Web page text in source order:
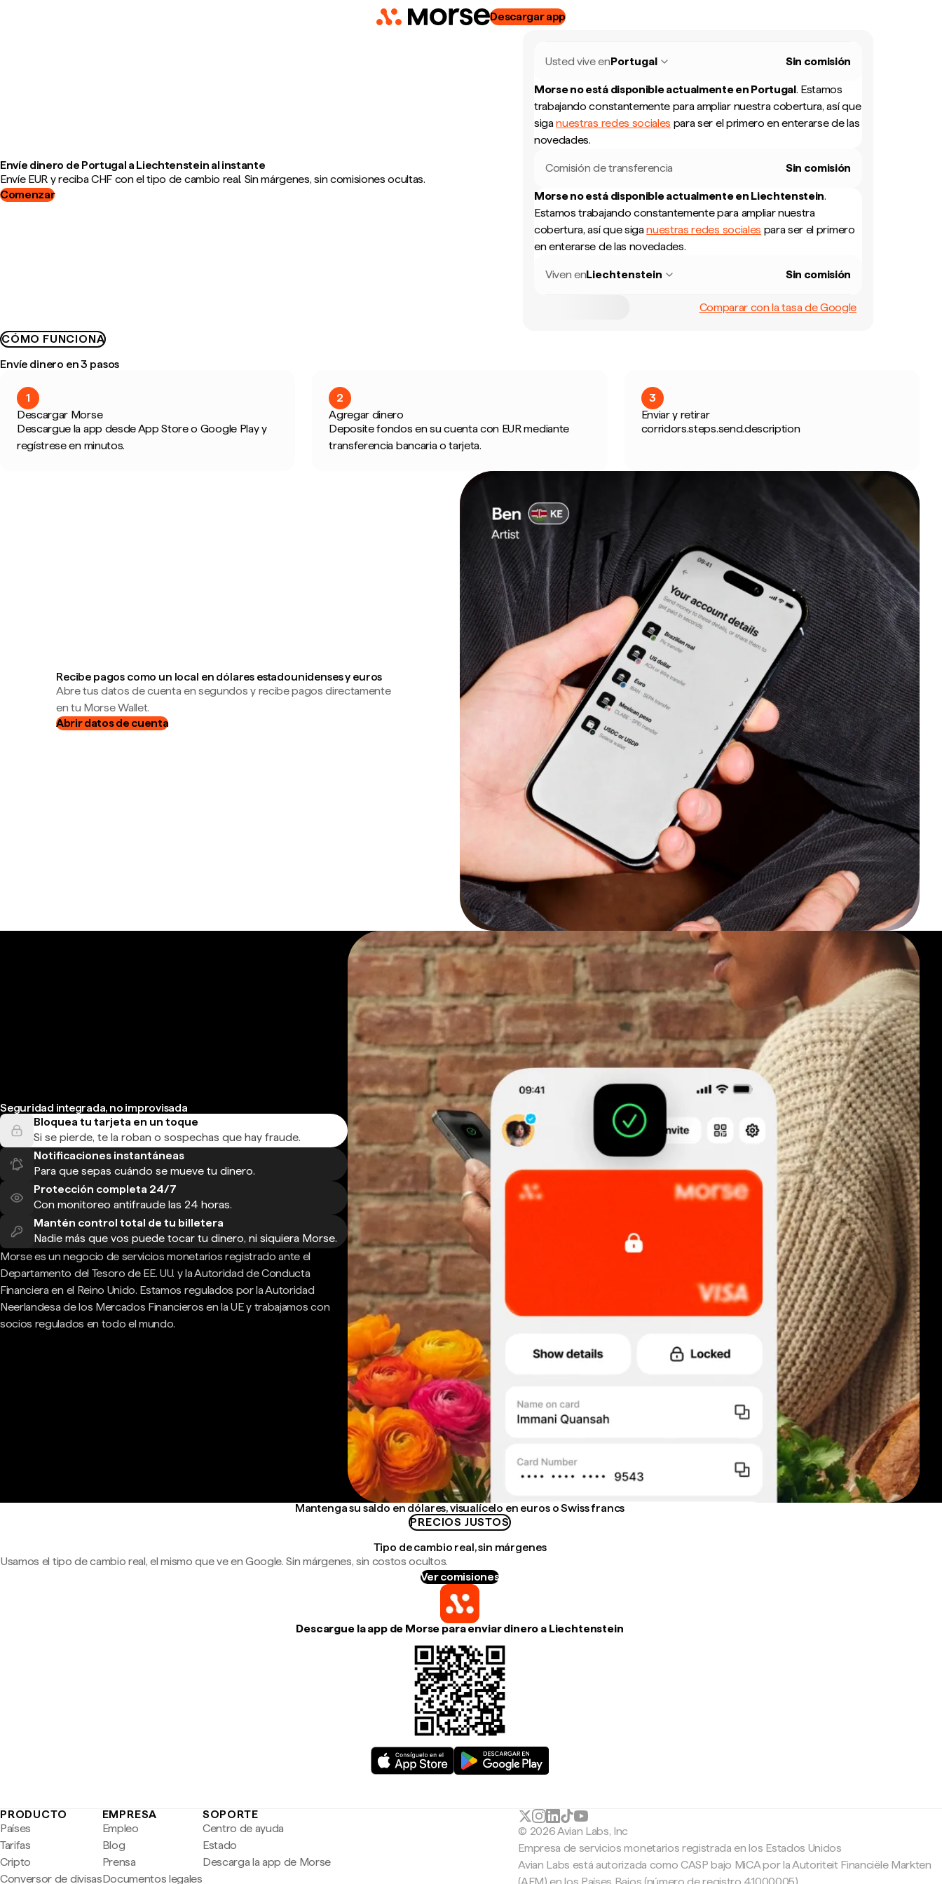
Descargar app
Envíe dinero de Portugal a Liechtenstein al instante
Envíe EUR y reciba CHF con el tipo de cambio real. Sin márgenes, sin comisiones ocultas.
Comenzar
Usted vive enPortugal Sin comisión
Morse no está disponible actualmente en Portugal. Estamos
trabajando constantemente para ampliar nuestra cobertura, así que
siganuestras redes sociales para ser el primero en enterarse de las
novedades.
Comisión de transferencia Sin comisión
Morse no está disponible actualmente en Liechtenstein.
Estamos trabajando constantemente para ampliar nuestra
cobertura, así que siganuestras redes sociales para ser el primero
en enterarse de las novedades.
Viven enLiechtenstein Sin comisión
Comparar con la tasa de Google
CÓMO FUNCIONA
Envíe dinero en 3 pasos
1
Descargar Morse
Descargue la app desde App Store o Google Play y
regístrese en minutos.
2
Agregar dinero
Deposite fondos en su cuenta con EUR mediante
transferencia bancaria o tarjeta.
3
Enviar y retirar
corridors.steps.send.description
Recibe pagos como un local en dólares estadounidenses y euros
Abre tus datos de cuenta en segundos y recibe pagos directamente
en tu Morse Wallet.
Abrir datos de cuenta
Seguridad integrada, no improvisada
Bloquea tu tarjeta en un toque
Si se pierde, te la roban o sospechas que hay fraude.
Notificaciones instantáneas
Para que sepas cuándo se mueve tu dinero.
Protección completa 24/7
Con monitoreo antifraude las 24 horas.
Mantén control total de tu billetera
Nadie más que vos puede tocar tu dinero, ni siquiera Morse.
Morse es un negocio de servicios monetarios registrado ante el
Departamento del Tesoro de EE. UU. y la Autoridad de Conducta
Financiera en el Reino Unido. Estamos regulados por la Autoridad
Neerlandesa de los Mercados Financieros en la UE y trabajamos con
socios regulados en todo el mundo.
Mantenga su saldo en dólares, visualícelo en euros o Swiss francs
PRECIOS JUSTOS
Tipo de cambio real, sin márgenes
Usamos el tipo de cambio real, el mismo que ve en Google. Sin márgenes, sin costos ocultos.
Ver comisiones
Descargue la app de Morse para enviar dinero a Liechtenstein
PRODUCTO
Países
Tarifas
Cripto
Conversor de divisas
EMPRESA
Empleo
Blog
Prensa
Documentos legales
SOPORTE
Centro de ayuda
Estado
Descarga la app de Morse
© 2026 Avian Labs, Inc
Empresa de servicios monetarios registrada en los Estados Unidos
Avian Labs está autorizada como CASP bajo MiCA por la Autoriteit Financiële Markten